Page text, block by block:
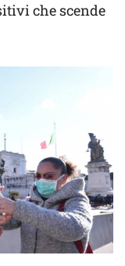
che scende